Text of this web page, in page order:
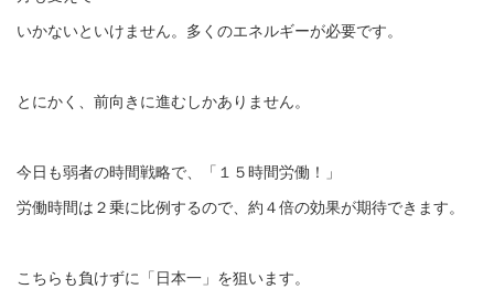
いかないといけません。多くのエネルギーが必要です。
とにかく、前向きに進むしかありません。
今日も弱者の時間戦略で、「１５時間労働！」
労働時間は２乗に比例するので、約４倍の効果が期待できます。
こちらも負けずに「日本一」を狙います。